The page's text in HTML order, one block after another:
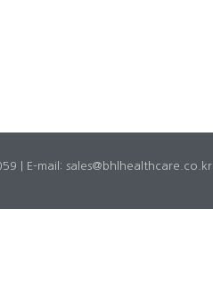
| E-mail: sales@bhlhealthcare.co.kr